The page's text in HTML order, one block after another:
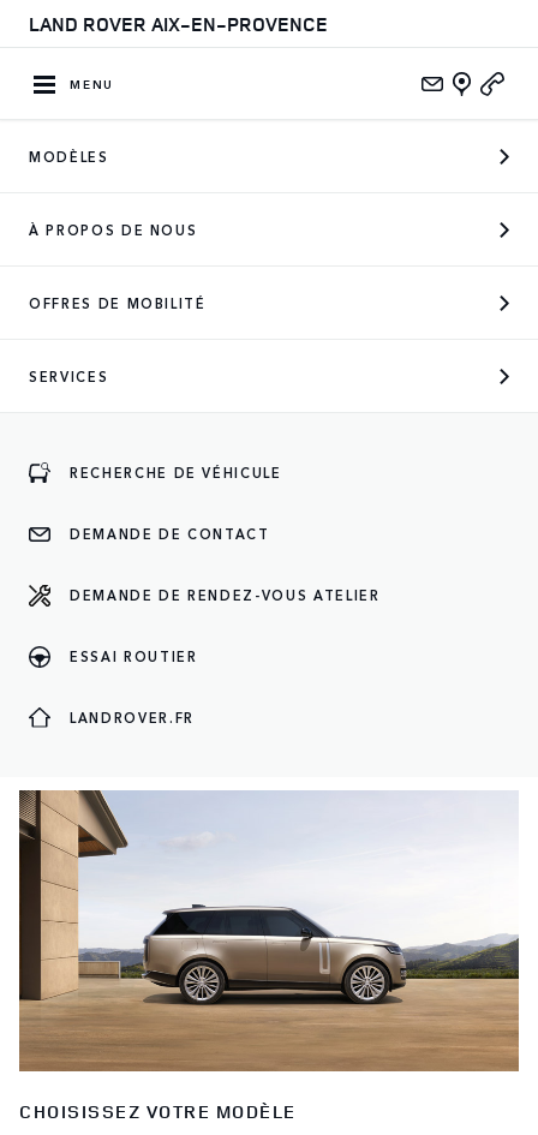
LAND ROVER AIX-EN-PROVENCE
MENU
MODÈLES
À PROPOS DE NOUS
OFFRES DE MOBILITÉ
SERVICES
RECHERCHE DE VÉHICULE
DEMANDE DE CONTACT
DEMANDE DE RENDEZ-VOUS ATELIER
ESSAI ROUTIER
LANDROVER.FR
véhicules d'occasion disponibles et approuvés, votre
LE MONDE LAND ROVER
CHOISISSEZ VOTRE MODÈLE